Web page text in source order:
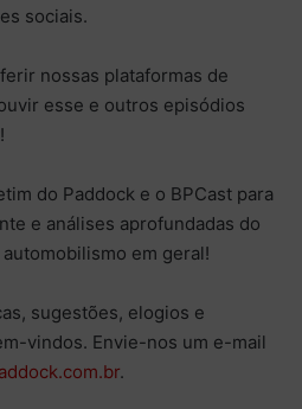
sociais.
nossas plataformas de
esse e outros episódios
do Paddock e o BPCast para
e análises aprofundadas do
em geral!
sugestões, elogios e
vindos. Envie-nos um e-mail
.